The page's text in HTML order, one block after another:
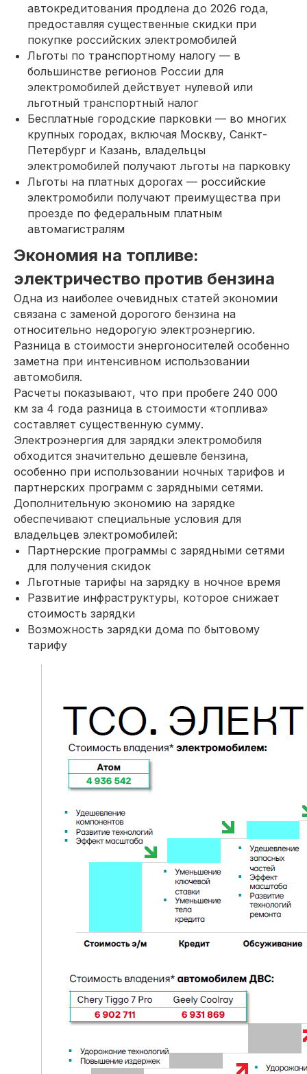
автокредитования продлена до 2026 года,
предоставляя существенные скидки при
покупке российских электромобилей
Льготы по транспортному налогу — в
большинстве регионов России для
электромобилей действует нулевой или
льготный транспортный налог
Бесплатные городские парковки — во многих
крупных городах, включая Москву, Санкт-
Петербург и Казань, владельцы
электромобилей получают льготы на парковку
Льготы на платных дорогах — российские
электромобили получают преимущества при
проезде по федеральным платным
автомагистралям
Экономия на топливе:
электричество против бензина
Одна из наиболее очевидных статей экономии
связана с заменой дорогого бензина на
относительно недорогую электроэнергию.
Разница в стоимости энергоносителей особенно
заметна при интенсивном использовании
автомобиля.
Расчеты показывают, что при пробеге 240 000
км за 4 года разница в стоимости «топлива»
составляет существенную сумму.
Электроэнергия для зарядки электромобиля
обходится значительно дешевле бензина,
особенно при использовании ночных тарифов и
партнерских программ с зарядными сетями.
Дополнительную экономию на зарядке
обеспечивают специальные условия для
владельцев электромобилей:
Партнерские программы с зарядными сетями
для получения скидок
Льготные тарифы на зарядку в ночное время
Развитие инфраструктуры, которое снижает
стоимость зарядки
Возможность зарядки дома по бытовому
тарифу